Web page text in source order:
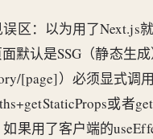
区：以为用了Next.js
默认是SSG（静态生
[page]）必须显式调用
或者
果用了客户端的